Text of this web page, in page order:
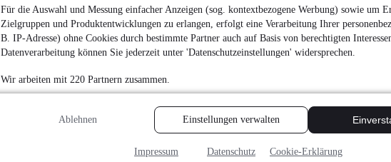
Für die Auswahl und Messung einfacher Anzeigen (sog. kontextbezogene Werbung) sowie um
Zielgruppen und Produktentwicklungen zu erlangen, erfolgt eine Verarbeitung Ihrer
B. IP-Adresse) ohne Cookies durch bestimmte Partner auch auf Basis von berechtigten
Datenverarbeitung können Sie jederzeit unter 'Datenschutzeinstellungen' widersprechen.
Wir arbeiten mit 220 Partnern zusammen.
Ablehnen Einstellungen verwalten
Impressum Datenschutz Cookie-Erklärung
EZ 11/2021 •61.250
BMW 430 Gran
42.850 €
Finanzierung ab